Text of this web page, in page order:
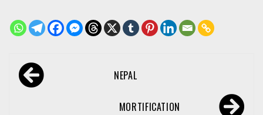
Navegación
de NEPAL
MORTIFICATION